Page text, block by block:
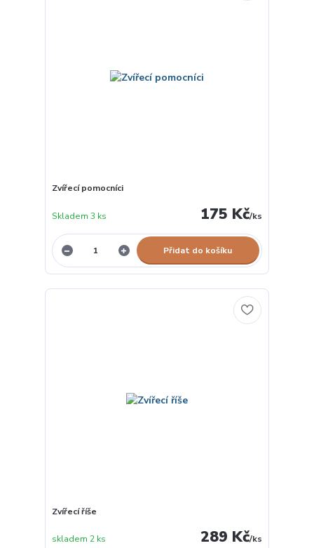
Zvířecí pomocníci
175 Kč/ks
Skladem 3 ks
Přidat do košíku
Zvířecí říše
289 Kč/ks
skladem 2 ks